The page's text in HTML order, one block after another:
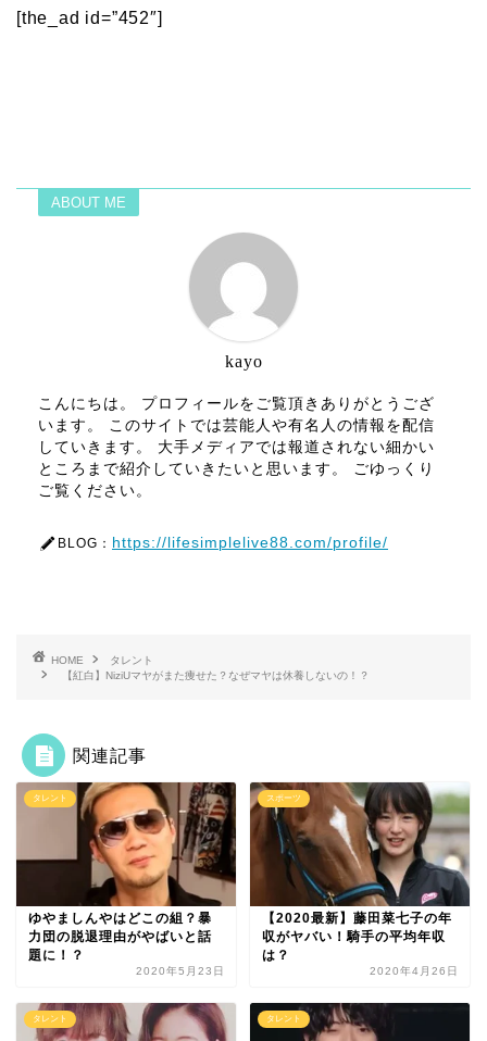
[the_ad id=”452″]
ABOUT ME
kayo
こんにちは。 プロフィールをご覧頂きありがとうござ
います。 このサイトでは芸能人や有名人の情報を配信
していきます。 大手メディアでは報道されない細かい
ところまで紹介していきたいと思います。 ごゆっくり
ご覧ください。
BLOG： https://lifesimplelive88.com/profile/
HOME
タレント
【紅白】NiziUマヤがまた痩せた？なぜマヤは休養しないの！？
関連記事
タレント
ゆやましんやはどこの組？暴
力団の脱退理由がやばいと話
題に！？
2020年5月23日
スポーツ
【2020最新】藤田菜七子の年
収がヤバい！騎手の平均年収
は？
2020年4月26日
タレント タレント